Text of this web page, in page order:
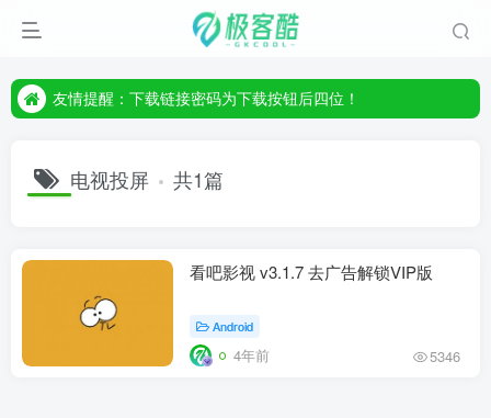
友情提醒：下载链接密码为下载按钮后四位！
友情提醒：下载链接密码为下载按钮后四位！
电视投屏 共1篇
看吧影视 v3.1.7 去广告解锁VIP版
Android
4年前 5346